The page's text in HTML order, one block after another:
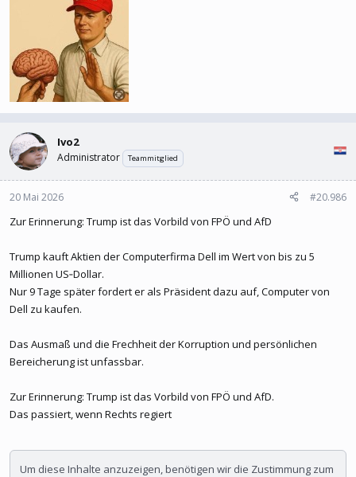
Ivo2
Administrator Teammitglied
20 Mai 2026 #20.986
Zur Erinnerung: Trump ist das Vorbild von FPÖ und AfD
Trump kauft Aktien der Computerfirma Dell im Wert von bis zu 5
Millionen US‑Dollar.
Nur 9 Tage später fordert er als Präsident dazu auf, Computer von
Dell zu kaufen.
Das Ausmaß und die Frechheit der Korruption und persönlichen
Bereicherung ist unfassbar.
Zur Erinnerung: Trump ist das Vorbild von FPÖ und AfD.
Das passiert, wenn Rechts regiert
Um diese Inhalte anzuzeigen, benötigen wir die Zustimmung zum